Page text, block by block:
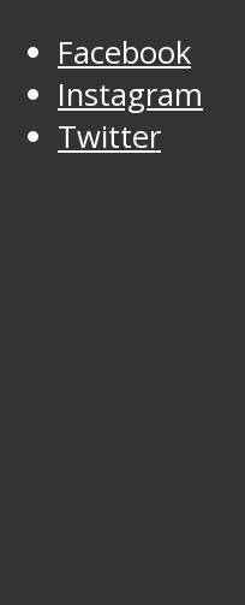
Facebook
Instagram
Twitter